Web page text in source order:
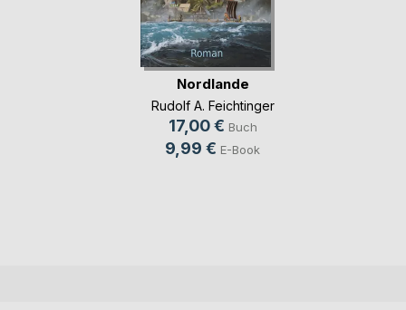
Nordlande
Rudolf A. Feichtinger
17,00 € Buch
9,99 € E-Book